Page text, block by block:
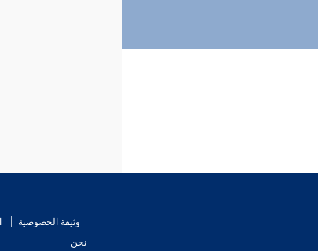
وثيقة الخصوصية
نحن